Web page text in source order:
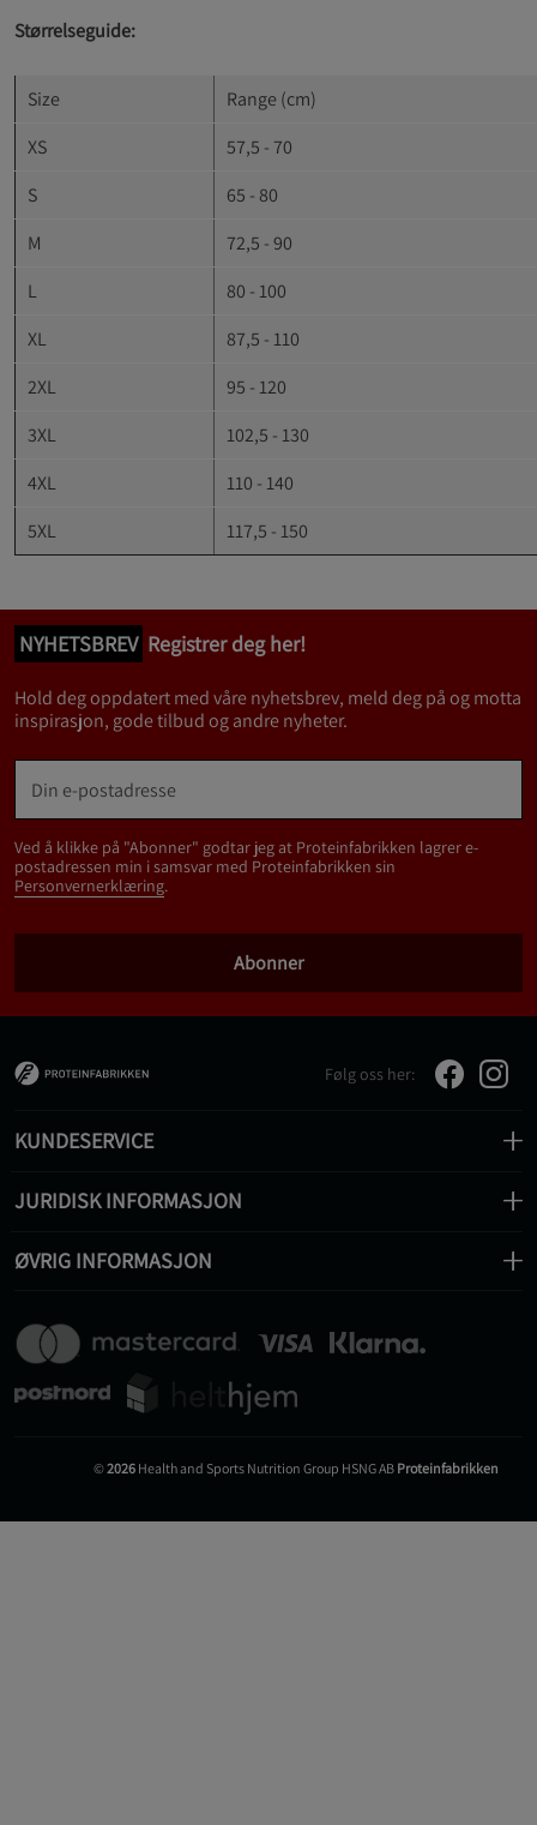
Størrelseguide:
Size
Range (cm)
XS
57,5 - 70
S
65 - 80
M
72,5 - 90
L
80 - 100
XL
87,5 - 110
2XL
95 - 120
3XL
102,5 - 130
4XL
110 - 140
5XL
117,5 - 150
NYHETSBREV Registrer deg her!
Hold deg oppdatert med våre nyhetsbrev, meld deg på og motta
inspirasjon, gode tilbud og andre nyheter.
Ved å klikke på "Abonner" godtar jeg at Proteinfabrikken lagrer e-
postadressen min i samsvar med Proteinfabrikken sin
Personvernerklæring.
Abonner
Følg oss her:
KUNDESERVICE
JURIDISK INFORMASJON
ØVRIG INFORMASJON
©2026 Health and Sports Nutrition Group HSNG AB Proteinfabrikken